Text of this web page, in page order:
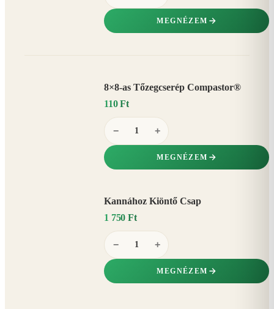
MEGNÉZEM
8×8-as Tőzegcserép Compastor®
110 Ft
− +
MEGNÉZEM
Kannához Kiöntő Csap
1 750 Ft
− +
MEGNÉZEM